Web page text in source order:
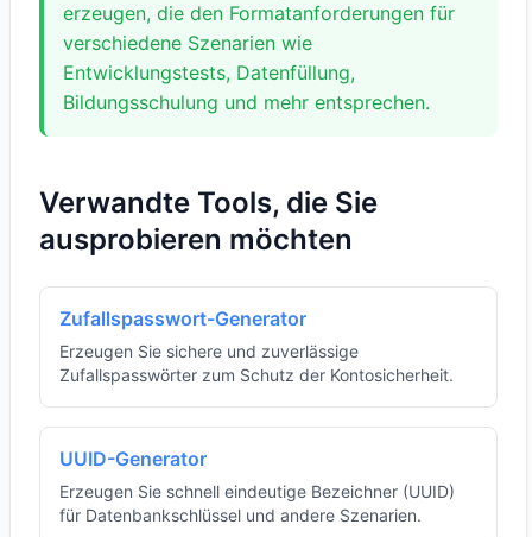
erzeugen, die den Formatanforderungen für
verschiedene Szenarien wie
Entwicklungstests, Datenfüllung,
Bildungsschulung und mehr entsprechen.
Verwandte Tools, die Sie
ausprobieren möchten
Zufallspasswort-Generator
Erzeugen Sie sichere und zuverlässige
Zufallspasswörter zum Schutz der Kontosicherheit.
UUID-Generator
Erzeugen Sie schnell eindeutige Bezeichner (UUID)
für Datenbankschlüssel und andere Szenarien.